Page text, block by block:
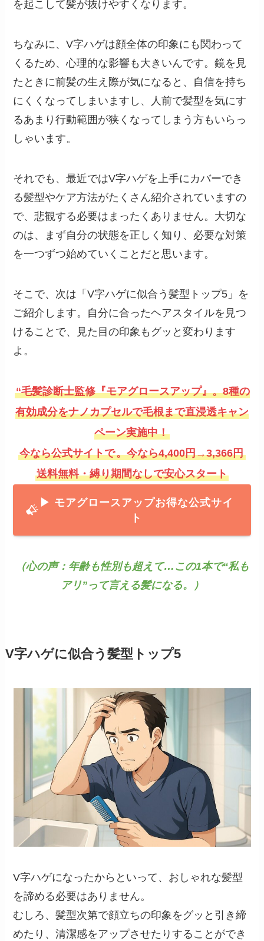
を起こして髪が抜けやすくなります。
ちなみに、V字ハゲは顔全体の印象にも関わって
くるため、心理的な影響も大きいんです。鏡を見
たときに前髪の生え際が気になると、自信を持ち
にくくなってしまいますし、人前で髪型を気にす
るあまり行動範囲が狭くなってしまう方もいらっ
しゃいます。
それでも、最近ではV字ハゲを上手にカバーでき
る髪型やケア方法がたくさん紹介されていますの
で、悲観する必要はまったくありません。大切な
のは、まず自分の状態を正しく知り、必要な対策
を一つずつ始めていくことだと思います。
そこで、次は「V字ハゲに似合う髪型トップ5」を
ご紹介します。自分に合ったヘアスタイルを見つ
けることで、見た目の印象もグッと変わります
よ。
“毛髪診断士監修『モアグロースアップ』。8種の
有効成分をナノカプセルで毛根まで直浸透キャン
ペーン実施中！
今なら公式サイトで。今なら4,400円→3,366円
送料無料・縛り期間なしで安心スタート
▶ モアグロースアッ プお得な公式サイ
ト
（心の声：年齢も性別も超えて…この1本で“私も
アリ”って言える髪になる。）
V字ハゲに似合う髪型トップ5
V字ハゲになったからといって、おしゃれな髪型
を諦める必要はありません。
むしろ、髪型次第で顔立ちの印象をグッと引き締
めたり、清潔感をアップさせたりすることができ